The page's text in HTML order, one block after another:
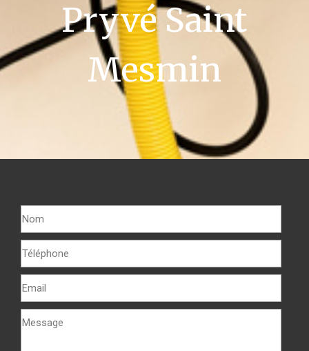
Pryvé Saint
Mesmin